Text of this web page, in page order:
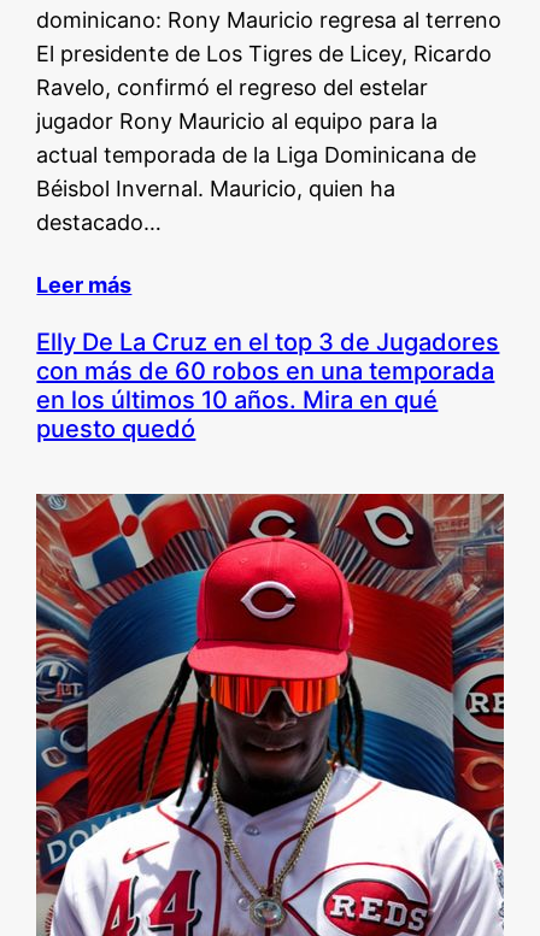
dominicano: Rony Mauricio regresa al terreno
El presidente de Los Tigres de Licey, Ricardo
Ravelo, confirmó el regreso del estelar
jugador Rony Mauricio al equipo para la
actual temporada de la Liga Dominicana de
Béisbol Invernal. Mauricio, quien ha
destacado…
Leer más
Elly De La Cruz en el top 3 de Jugadores
con más de 60 robos en una temporada
en los últimos 10 años. Mira en qué
puesto quedó